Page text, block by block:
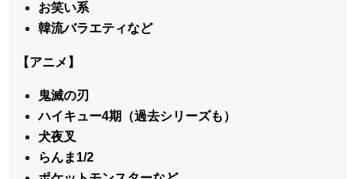
お笑い系
韓流バラエティなど
【アニメ】
鬼滅の刃
ハイキュー4期（過去シリーズも）
犬夜叉
らんま1/2